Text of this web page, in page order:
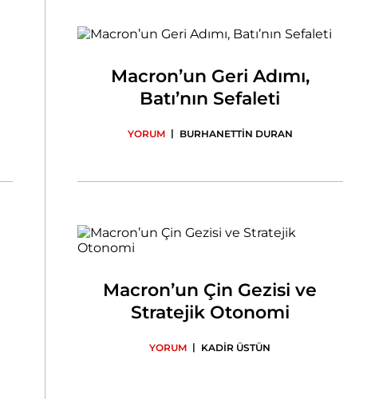
Macron’un Geri Adımı,
Batı’nın Sefaleti
YORUM | BURHANETTİN DURAN
Macron’un Çin Gezisi ve
Stratejik Otonomi
YORUM | KADİR ÜSTÜN